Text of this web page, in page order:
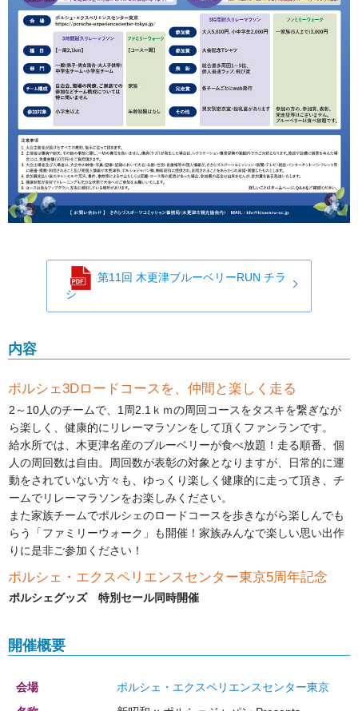
第11回 木更津ブルーベリーRUN チラ
シ
内容
ポルシェ3Dロードコースを、仲間と楽しく走る
2～10人のチームで、1周2.1ｋｍの周回コースをタスキを繋ぎなが
ら楽しく、健康的にリレーマラソンをして頂くファンランです。
給水所では、木更津名産のブルーベリーが食べ放題！走る順番、個
人の周回数は自由。周回数が表彰の対象となりますが、日常的に運
動をされていない方々も、ゆっくり楽しく健康的に走って頂き、チ
ームでリレーマラソンをお楽しみください。
また家族チームでポルシェのロードコースを歩きながら楽しんでも
らう「ファミリーウォーク」も開催！家族みんなで楽しい思い出作
りに是非ご参加ください！
ポルシェ・エクスペリエンスセンター東京5周年記念
ポルシェグッズ 特別セール同時開催
開催概要
会場
ポルシェ・エクスペリエンスセンター東京